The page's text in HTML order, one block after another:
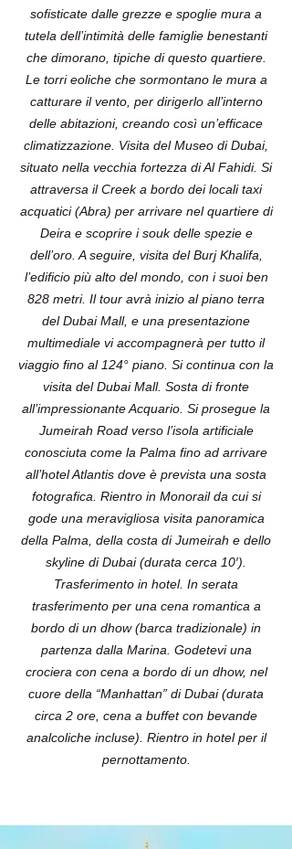
sofisticate dalle grezze e spoglie mura a
tutela dell’intimità delle famiglie benestanti
che dimorano, tipiche di questo quartiere.
Le torri eoliche che sormontano le mura a
catturare il vento, per dirigerlo all’interno
delle abitazioni, creando così un’efficace
climatizzazione. Visita del Museo di Dubai,
situato nella vecchia fortezza di Al Fahidi. Si
attraversa il Creek a bordo dei locali taxi
acquatici (Abra) per arrivare nel quartiere di
Deira e scoprire i souk delle spezie e
dell’oro. A seguire, visita del Burj Khalifa,
l’edificio più alto del mondo, con i suoi ben
828 metri. Il tour avrà inizio al piano terra
del Dubai Mall, e una presentazione
multimediale vi accompagnerà per tutto il
viaggio fino al 124° piano. Si continua con la
visita del Dubai Mall. Sosta di fronte
all’impressionante Acquario. Si prosegue la
Jumeirah Road verso l’isola artificiale
conosciuta come la Palma fino ad arrivare
all’hotel Atlantis dove è prevista una sosta
fotografica. Rientro in Monorail da cui si
gode una meravigliosa visita panoramica
della Palma, della costa di Jumeirah e dello
skyline di Dubai (durata cerca 10′).
Trasferimento in hotel. In serata
trasferimento per una cena romantica a
bordo di un dhow (barca tradizionale) in
partenza dalla Marina. Godetevi una
crociera con cena a bordo di un dhow, nel
cuore della “Manhattan” di Dubai (durata
circa 2 ore, cena a buffet con bevande
analcoliche incluse). Rientro in hotel per il
pernottamento.